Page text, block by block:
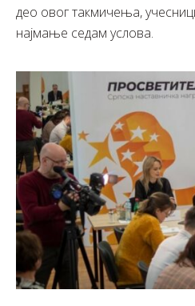
део овог такмичења,
најмање седам услова.